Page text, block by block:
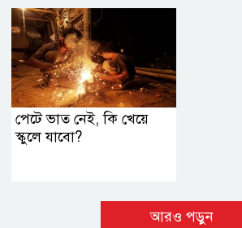
পেটে ভাত নেই, কি খেয়ে
স্কুলে যাবো?
আরও পড়ুন